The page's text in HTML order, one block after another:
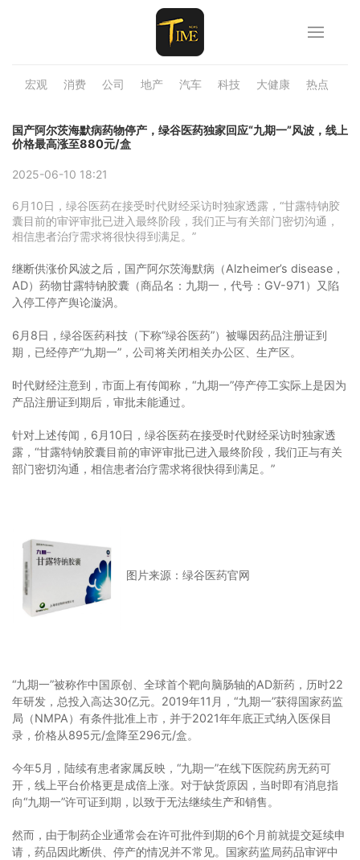
宏观 消费 公司 地产 汽车 科技 大健康 热点
国产阿尔茨海默病药物停产，绿谷医药独家回应“九期一”风波，线上
价格最高涨至880元/盒
2025-06-10 18:21
6月10日，绿谷医药在接受时代财经采访时独家透露，“甘露特钠胶
囊目前的审评审批已进入最终阶段，我们正与有关部门密切沟通，
相信患者治疗需求将很快得到满足。”
继断供涨价风波之后，国产阿尔茨海默病（Alzheimer’s disease，
AD）药物甘露特钠胶囊（商品名：九期一，代号：GV-971）又陷
入停工停产舆论漩涡。
6月8日，绿谷医药科技（下称“绿谷医药”）被曝因药品注册证到
期，已经停产“九期一”，公司将关闭相关办公区、生产区。
时代财经注意到，市面上有传闻称，“九期一”停产停工实际上是因为
产品注册证到期后，审批未能通过。
针对上述传闻，6月10日，绿谷医药在接受时代财经采访时独家透
露，“甘露特钠胶囊目前的审评审批已进入最终阶段，我们正与有关
部门密切沟通，相信患者治疗需求将很快得到满足。”
图片来源：绿谷医药官网
“九期一”被称作中国原创、全球首个靶向脑肠轴的AD新药，历时22
年研发，总投入高达30亿元。2019年11月，“九期一”获得国家药监
局（NMPA）有条件批准上市，并于2021年年底正式纳入医保目
录，价格从895元/盒降至296元/盒。
今年5月，陆续有患者家属反映，“九期一”在线下医院药房无药可
开，线上平台价格更是成倍上涨。对于缺货原因，当时即有消息指
向“九期一”许可证到期，以致于无法继续生产和销售。
然而，由于制药企业通常会在许可批件到期的6个月前就提交延续申
请，药品因此断供、停产的情况并不常见。国家药监局药品审评中